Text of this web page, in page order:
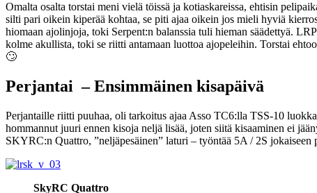
Omalta osalta torstai meni vielä töissä ja kotiaskareissa, ehtisin
silti pari oikein kiperää kohtaa, se piti ajaa oikein jos mieli hyviä
hiomaan ajolinjoja, toki Serpent:n balanssia tuli hieman säädettyä.
kolme akullista, toki se riitti antamaan luottoa ajopeleihin. Torstai
🙄
Perjantai – Ensimmäinen kisapäivä
Perjantaille riitti puuhaa, oli tarkoitus ajaa Asso TC6:lla TSS-10
hommannut juuri ennen kisoja neljä lisää, joten siitä kisaaminen ei
SKYRC:n Quattro, ”neljäpesäinen” laturi – työntää 5A / 2S
SkyRC Quattro